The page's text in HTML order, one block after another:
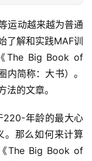
运动越来越为普通
了解和实践MAF训
The Big Book of
简称：大书）。
的文章。
220-年龄的最大心
。那么如何来计算
The Big Book of